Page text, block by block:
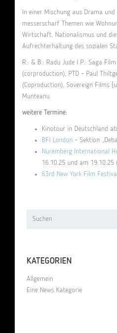
In einer Mischung aus Drama
messerscharf Themen wie
Wirtschaft, Nationalismus und
Aufrechterhaltung des sozialen
R.: & B.: Radu Jude I P.: Saga
(corproduction), PTD – Paul
(Coproduction), Sovereign Films
Munteanu
weitere Termine:
Kinotour in Deutschland
BFI London – Sektion
Nuremberg International
16.10.25 und am 19.10.25
63rd New York Film Festival
KATEGORIEN
Allgemein
Eine News Kategorie